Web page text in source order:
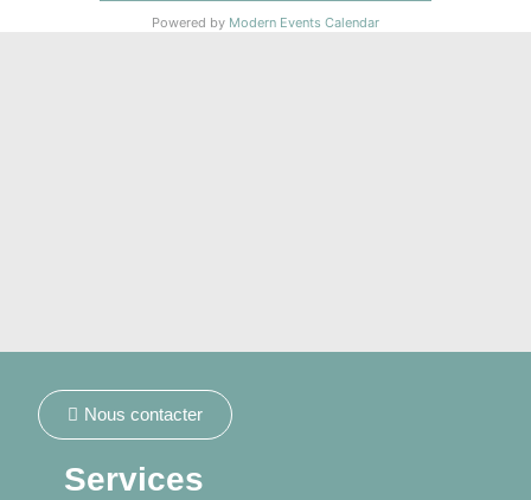
Powered by Modern Events Calendar
Nous contacter
Services